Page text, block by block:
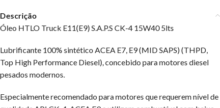
Descrição
Óleo HTLO Truck E11(E9) S.A.P.S CK-4 15W40 5lts
Lubrificante 100% sintético ACEA E7, E9 (MID SAPS) (THPD,
Top High Performance Diesel), concebido para motores diesel
pesados modernos.
Especialmente recomendado para motores que requerem nível de